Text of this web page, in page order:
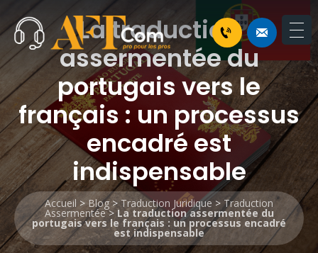
La traduction
assermentée du
portugais vers le
français : un processus
encadré est
indispensable
Accueil >Blog>Traduction Juridique > Traduction
Assermentée> La traduction assermentée du
portugais vers le français : un processus encadré
est indispensable